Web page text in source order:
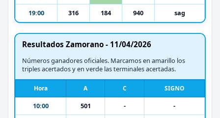
19:00
316 184 940 sag
Resultados Zamorano - 11/04/2026
Números ganadores oficiales. Marcamos en amarillo los
triples acertados y en verde las terminales acertadas.
Hora A C SIGNO
10:00 501 -
-